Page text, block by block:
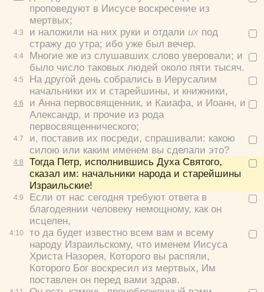
4:3
4:4
4:5
4:6
4:7
4:8
4:9
4:10
проповедуют в Иисусе воскресение из
мертвых;
и наложили на них руки и отдали их под
стражу до утра; ибо уже был вечер.
Многие же из слушавших слово уверовали; и
было число таковых людей около пяти тысяч.
На другой день собрались в Иерусалим
начальники их и старейшины, и книжники,
и Анна первосвященник, и Каиафа, и Иоанн, и
Александр, и прочие из рода
первосвященнического;
и, поставив их посреди, спрашивали: какою
силою или каким именем вы сделали это?
Тогда Петр, исполнившись Духа Святого,
сказал им: начальники народа и старейшины
Израильские!
Если от нас сегодня требуют ответа в
благодеянии человеку немощному, как он
исцелен,
то да будет известно всем вам и всему
народу Израильскому, что именем Иисуса
Христа Назорея, Которого вы распяли,
Которого Бог воскресил из мертвых, Им
поставлен он перед вами здрав.